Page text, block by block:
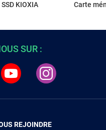
SSD KIOXIA Carte
SUR :
REJOINDRE